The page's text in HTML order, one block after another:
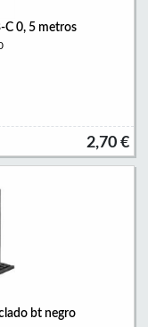
C 0, 5 metros
2,70 €
bt negro